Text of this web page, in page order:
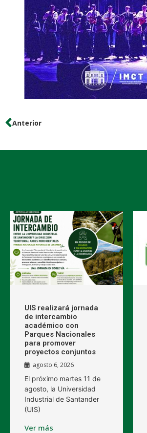
Anterior
UIS realizará jornada
de intercambio
académico con
Parques Nacionales
para promover
proyectos conjuntos
agosto 6, 2026
El próximo martes 11 de
agosto, la Universidad
Industrial de Santander
(UIS)
Ver más